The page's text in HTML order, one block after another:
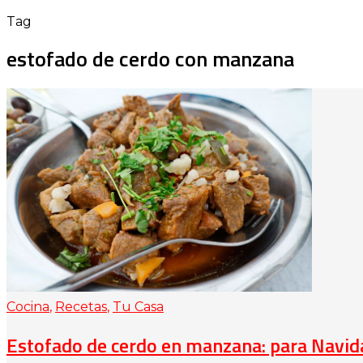
Tag
estofado de cerdo con manzana
Cocina, Recetas, Tu Casa
Estofado de cerdo en manzana: para